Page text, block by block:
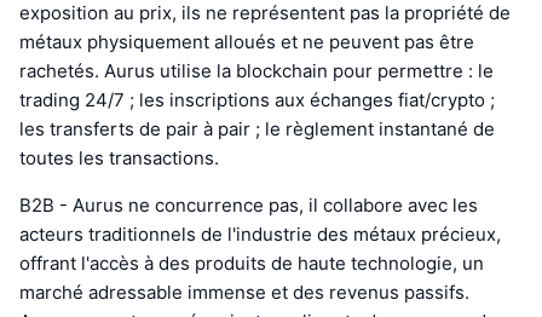
exposition au prix, ils ne représentent pas la propriété de
métaux physiquement alloués et ne peuvent pas être
rachetés. Aurus utilise la blockchain pour permettre : le
trading 24/7 ; les inscriptions aux échanges fiat/crypto ;
les transferts de pair à pair ; le règlement instantané de
toutes les transactions.
B2B - Aurus ne concurrence pas, il collabore avec les
acteurs traditionnels de l'industrie des métaux précieux,
offrant l'accès à des produits de haute technologie, un
marché adressable immense et des revenus passifs.